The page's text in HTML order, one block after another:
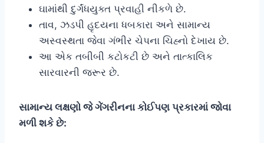
ઘામાંથી દુર્ગંધયુક્ત પ્રવાહી નીકળે છે.
તાવ, ઝડપી હૃદયના ધબકારા અને સામાન્ય
અસ્વસ્થતા જેવા ગંભીર ચેપના ચિહ્નો દેખાય છે.
આ એક તબીબી કટોકટી છે અને તાત્કાલિક
સારવારની જરૂર છે.
સામાન્ય લક્ષણો જે ગેંગરીનના કોઈપણ પ્રકારમાં જોવા
મળી શકે છે: